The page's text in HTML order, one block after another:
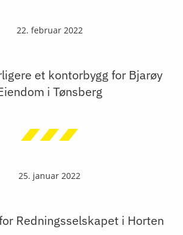
22. februar 2022
et kontorbygg for Bjarøy
i Tønsberg
25. januar 2022
Redningsselskapet i Horten